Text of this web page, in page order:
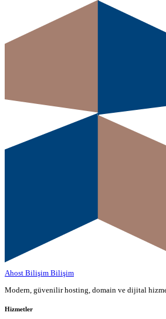
Ahost Bilişim Bilişim
Modern, güvenilir hosting, domain ve dijital
Hizmetler